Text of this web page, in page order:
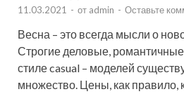
11.03.2021 - от admin - Оставьте
Весна – это всегда мысли о
Строгие деловые,
стиле casual – моделей
множество. Цены, как правило,